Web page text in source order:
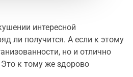
интересной
ли получится. А если к этому
но и отлично
к тому же здорово